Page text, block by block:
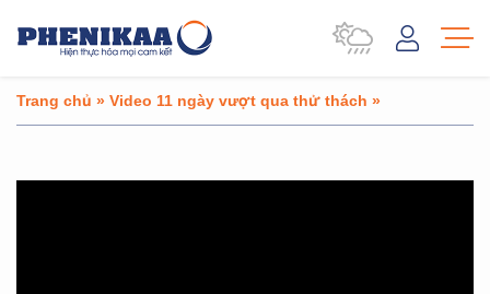
Trang chủ » Video 11 ngày vượt qua thử thách »